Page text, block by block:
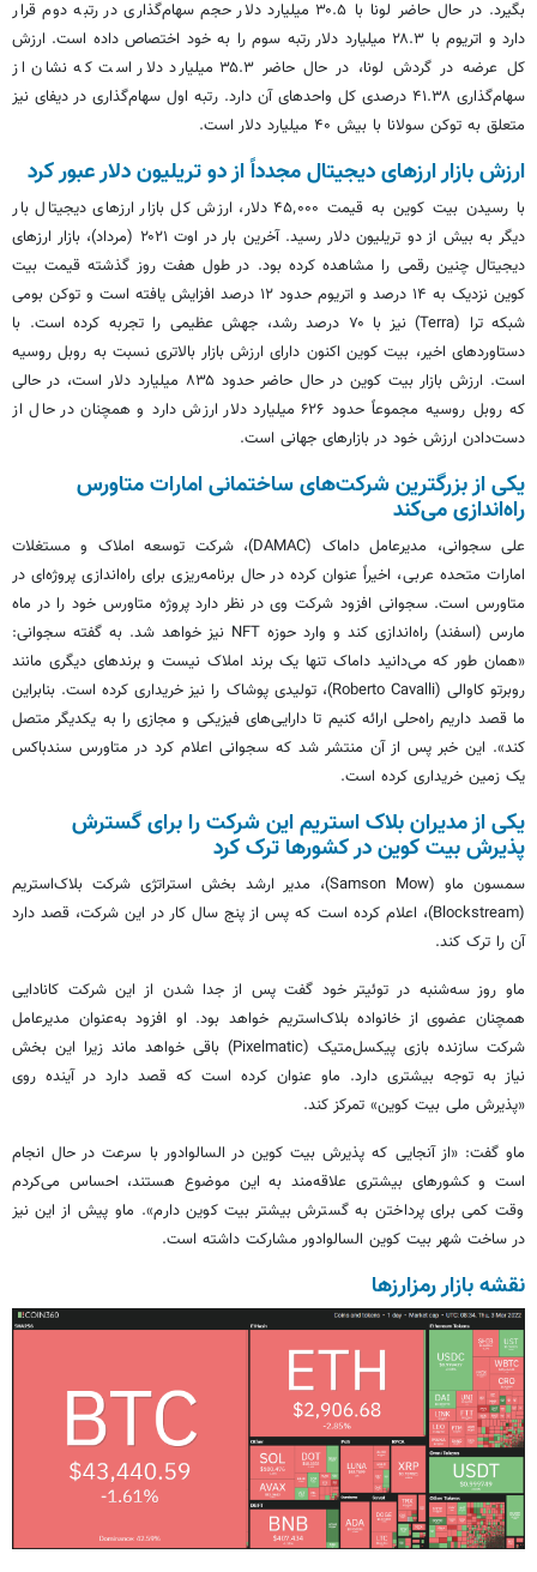
بگیرد. در حال حاضر لونا با ۳۰.۵ میلیارد دلار حجم سهام‌گذاری در رتبه دوم قرار
دارد و اتریوم با ۲۸.۳ میلیارد دلار رتبه سوم را به خود اختصاص داده است. ارزش
کل عرضه در گردش لونا، در حال حاضر ۳۵.۳ میلیارد دلار است که نشان از
سهام‌گذاری ۴۱.۳۸ درصدی کل واحدهای آن دارد. رتبه اول سهام‌گذاری در دیفای نیز
متعلق به توکن سولانا با بیش ۴۰ میلیارد دلار است.
ارزش بازار ارزهای دیجیتال مجدداً از دو تریلیون دلار عبور کرد
با رسیدن بیت کوین به قیمت ۴۵٬۰۰۰ دلار، ارزش کل بازار ارزهای دیجیتال بار
دیگر به بیش از دو تریلیون دلار رسید. آخرین بار در اوت ۲۰۲۱ (مرداد)، بازار ارزهای
دیجیتال چنین رقمی را مشاهده کرده بود. در طول هفت روز گذشته قیمت بیت
کوین نزدیک به ۱۴ درصد و اتریوم حدود ۱۲ درصد افزایش یافته است و توکن بومی
شبکه ترا (Terra) نیز با ۷۰ درصد رشد، جهش عظیمی را تجربه کرده است. با
دستاوردهای اخیر، بیت کوین اکنون دارای ارزش بازار بالاتری نسبت به روبل روسیه
است. ارزش بازار بیت کوین در حال حاضر حدود ۸۳۵ میلیارد دلار است، در حالی
که روبل روسیه مجموعاً حدود ۶۲۶ میلیارد دلار ارزش دارد و همچنان در حال از
دست‌دادن ارزش خود در بازارهای جهانی است.
یکی از بزرگترین شرکت‌های ساختمانی امارات متاورس
راه‌اندازی می‌کند
علی سجوانی، مدیرعامل داماک (DAMAC)، شرکت توسعه املاک و مستغلات
امارات متحده عربی، اخیراً عنوان کرده در حال برنامه‌ریزی برای راه‌اندازی پروژه‌ای در
متاورس است. سجوانی افزود شرکت وی در نظر دارد پروژه متاورس خود را در ماه
مارس (اسفند) راه‌اندازی کند و وارد حوزه NFT نیز خواهد شد. به گفته سجوانی:
«همان طور که می‌دانید داماک تنها یک برند املاک نیست و برندهای دیگری مانند
روبرتو کاوالی (Roberto Cavalli)، تولیدی پوشاک را نیز خریداری کرده است. بنابراین
ما قصد داریم راه‌حلی ارائه کنیم تا دارایی‌های فیزیکی و مجازی را به یکدیگر متصل
کند». این خبر پس از آن منتشر شد که سجوانی اعلام کرد در متاورس سندباکس
یک زمین خریداری کرده است.
یکی از مدیران بلاک استریم این شرکت را برای گسترش
پذیرش بیت کوین در کشورها ترک کرد
سمسون ماو (Samson Mow)، مدیر ارشد بخش استراتژی شرکت بلاک‌استریم
(Blockstream)، اعلام کرده است که پس از پنج سال کار در این شرکت، قصد دارد
آن را ترک کند.
ماو روز سه‌شنبه در توئیتر خود گفت پس از جدا شدن از این شرکت کانادایی
همچنان عضوی از خانواده بلاک‌استریم خواهد بود. او افزود به‌عنوان مدیرعامل
شرکت سازنده بازی پیکسل‌متیک (Pixelmatic) باقی خواهد ماند زیرا این بخش
نیاز به توجه بیشتری دارد. ماو عنوان کرده است که قصد دارد در آینده روی
«پذیرش ملی بیت کوین» تمرکز کند.
ماو گفت: «از آنجایی که پذیرش بیت کوین در السالوادور با سرعت در حال انجام
است و کشورهای بیشتری علاقه‌مند به این موضوع هستند، احساس می‌کردم
وقت کمی برای پرداختن به گسترش بیشتر بیت کوین دارم». ماو پیش از این نیز
در ساخت شهر بیت کوین السالوادور مشارکت داشته است.
نقشه بازار رمزارزها